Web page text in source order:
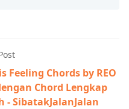
Feeling Chords by REO
Chord Lengkap
- SibatakJalanJalan